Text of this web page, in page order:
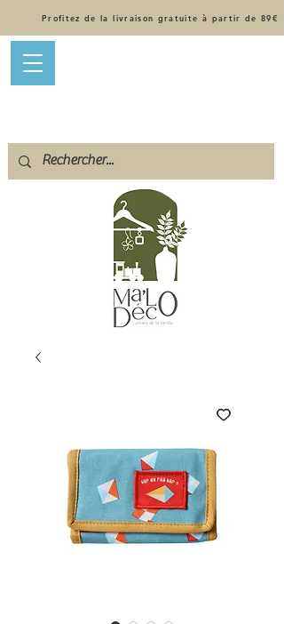
Profitez de la livraison gratuite à partir de 89€